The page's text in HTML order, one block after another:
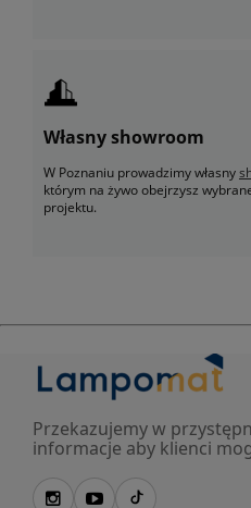
Własny showroom
W Poznaniu prowadzimy własny
którym na żywo obejrzysz
projektu.
Przekazujemy w
informacje aby klienci